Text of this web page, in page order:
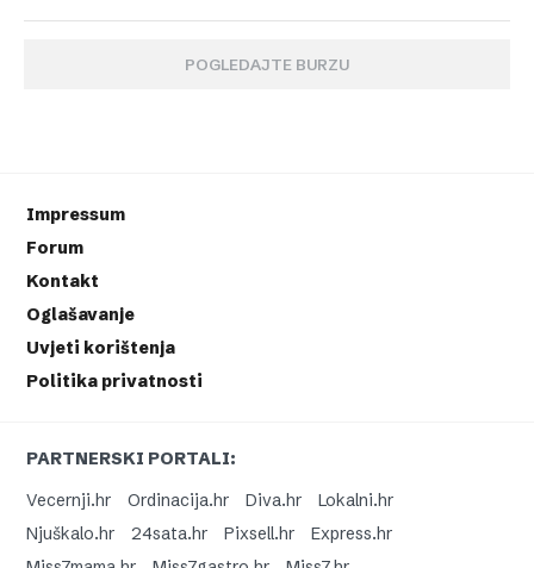
POGLEDAJTE BURZU
Impressum
Forum
Kontakt
Oglašavanje
Uvjeti korištenja
Politika privatnosti
PARTNERSKI PORTALI:
Vecernji.hr
Ordinacija.hr Diva.hr
Lokalni.hr
Njuškalo.hr
24sata.hr Pixsell.hr
Express.hr